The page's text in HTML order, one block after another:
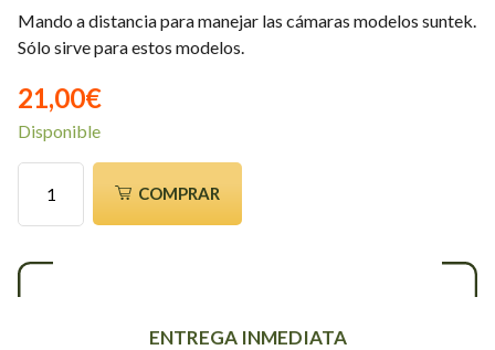
Mando a distancia para manejar las cámaras modelos suntek.
Sólo sirve para estos modelos.
21,00€
Disponible
para
cámaras
cantidad
COMPRAR
ENTREGA INMEDIATA